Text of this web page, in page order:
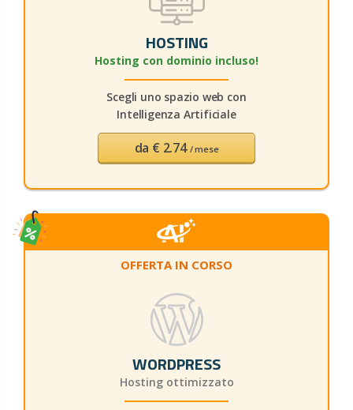
HOSTING
Hosting con dominio incluso!
Scegli uno spazio web con
Intelligenza Artificiale
da € 2.74 / mese
OFFERTA IN CORSO
WORDPRESS
Hosting ottimizzato